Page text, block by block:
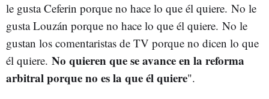
le gusta Ceferin porque no hace lo que él quiere. No le
gusta Louzán porque no hace lo que él quiere. No le
gustan los comentaristas de TV porque no dicen lo que
él quiere. No quieren que se avance en la reforma
arbitral porque no es la que él quiere".